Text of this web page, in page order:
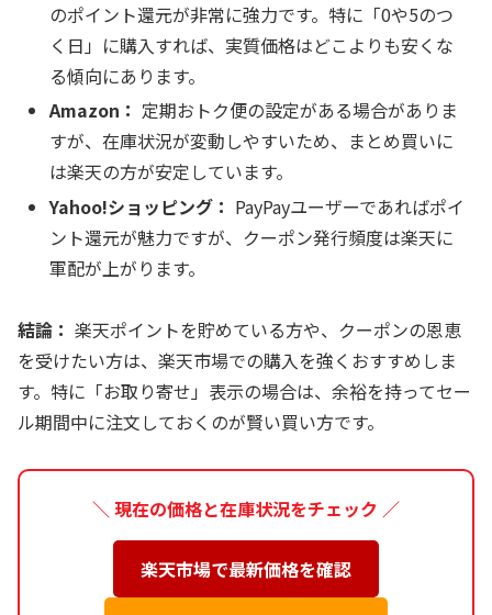
のポイント還元が非常に強力です。特に「0や5のつ
く日」に購入すれば、実質価格はどこよりも安くな
る傾向にあります。
Amazon： 定期おトク便の設定がある場合がありま
すが、在庫状況が変動しやすいため、まとめ買いに
は楽天の方が安定しています。
Yahoo!ショッピング： PayPayユーザーであればポイ
ント還元が魅力ですが、クーポン発行頻度は楽天に
軍配が上がります。
結論： 楽天ポイントを貯めている方や、クーポンの恩恵
を受けたい方は、楽天市場での購入を強くおすすめしま
す。特に「お取り寄せ」表示の場合は、余裕を持ってセー
ル期間中に注文しておくのが賢い買い方です。
＼ 現在の価格と在庫状況をチェック ／
楽天市場で最新価格を確認